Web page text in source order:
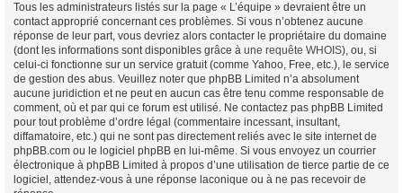
Tous les administrateurs listés sur la page « L’équipe » devraient être un
contact approprié concernant ces problèmes. Si vous n’obtenez aucune
réponse de leur part, vous devriez alors contacter le propriétaire du domaine
(dont les informations sont disponibles grâce à une requête WHOIS), ou, si
celui-ci fonctionne sur un service gratuit (comme Yahoo, Free, etc.), le service
de gestion des abus. Veuillez noter que phpBB Limited n’a absolument
aucune juridiction et ne peut en aucun cas être tenu comme responsable de
comment, où et par qui ce forum est utilisé. Ne contactez pas phpBB Limited
pour tout problème d’ordre légal (commentaire incessant, insultant,
diffamatoire, etc.) qui ne sont pas directement reliés avec le site internet de
phpBB.com ou le logiciel phpBB en lui-même. Si vous envoyez un courrier
électronique à phpBB Limited à propos d’une utilisation de tierce partie de ce
logiciel, attendez-vous à une réponse laconique ou à ne pas recevoir de